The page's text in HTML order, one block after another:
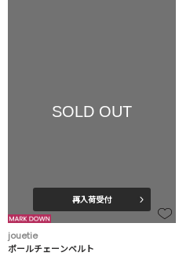
SOLD OUT
再入荷受付
jouetie
ボールチェーンベルト